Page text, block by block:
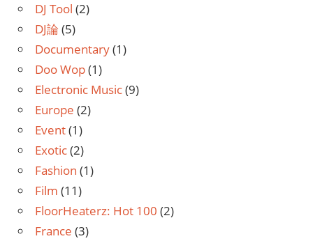
DJ Tool (2)
DJ論 (5)
Documentary(1)
Doo Wop(1)
Electronic Music(9)
Europe (2)
Event(1)
Exotic(2)
Fashion (1)
Film (11)
FloorHeaterz: Hot 100 (2)
France (3)